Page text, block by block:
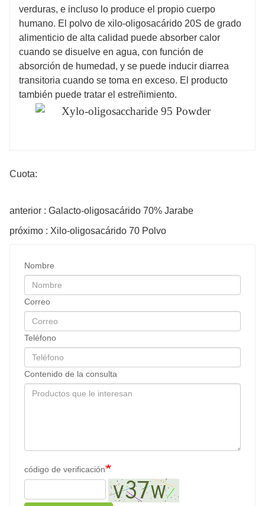
verduras, e incluso lo produce el propio cuerpo
humano. El polvo de xilo-oligosacárido 20S de grado
alimenticio de alta calidad puede absorber calor
cuando se disuelve en agua, con función de
absorción de humedad, y se puede inducir diarrea
transitoria cuando se toma en exceso. El producto
también puede tratar el estreñimiento.
Cuota:
anterior : Galacto-oligosacárido 70% Jarabe
próximo : Xilo-oligosacárido 70 Polvo
Nombre
Correo
Teléfono
Contenido de la consulta
código de verificación